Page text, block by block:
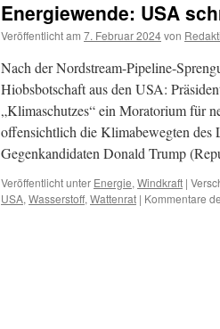
Energiewende: USA
Veröffentlicht am 7. Februar 2024von
Nach der Nordstream-Pipeline-
Hiobsbotschaft aus den USA:
„Klimaschutzes“ ein Moratorium für
offensichtlich die Klimabewegten des
Gegenkandidaten Donald Trump
Veröffentlicht unter Energie, Windkraft |
USA, Wasserstoff, Wattenrat | Kommentare